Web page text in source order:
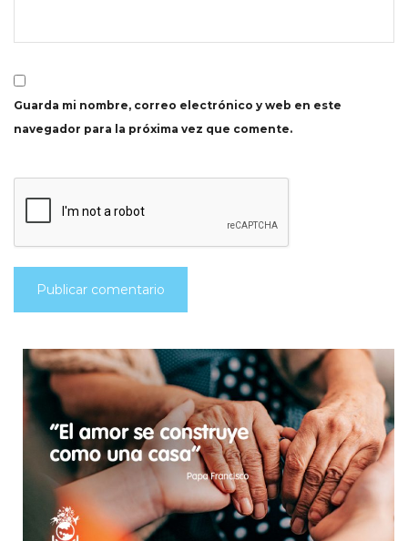
Guarda mi nombre, correo electrónico y web en este
navegador para la próxima vez que comente.